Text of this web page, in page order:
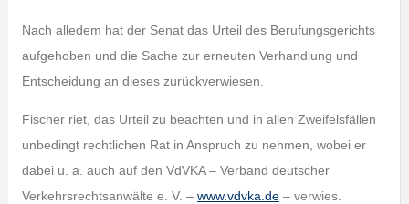
Nach alledem hat der Senat das Urteil des Berufungsgerichts
aufgehoben und die Sache zur erneuten Verhandlung und
Entscheidung an dieses zurückverwiesen.
Fischer riet, das Urteil zu beachten und in allen Zweifelsfällen
unbedingt rechtlichen Rat in Anspruch zu nehmen, wobei er
dabei u. a. auch auf den VdVKA – Verband deutscher
Verkehrsrechtsanwälte e. V. – www.vdvka.de– verwies.